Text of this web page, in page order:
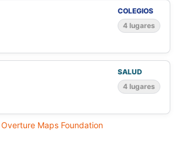
COLEGIOS
4 lugares
SALUD
4 lugares
Overture Maps Foundation